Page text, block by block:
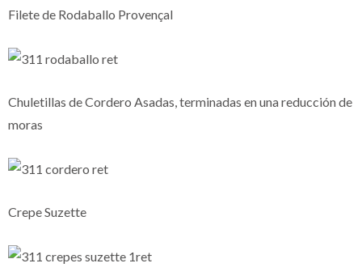
Filete de Rodaballo Provençal
Chuletillas de Cordero Asadas, terminadas en una reducción de
moras
Crepe Suzette